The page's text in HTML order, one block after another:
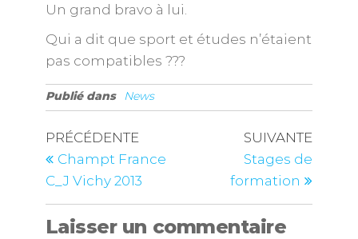
Un grand bravo à lui.
Qui a dit que sport et études n’étaient
pas compatibles ???
Publié dans News
PRÉCÉDENTE
Champt France
C_J Vichy 2013
SUIVANTE
Stages de
formation
Laisser un commentaire